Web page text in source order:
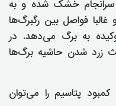
سرانجام خشک شده و به
فواصل بین رگبرگ‌ها
به برگ می‌دهد. در
زرد شدن حاشیه برگ‌ها
پتاسیم را می‌توان